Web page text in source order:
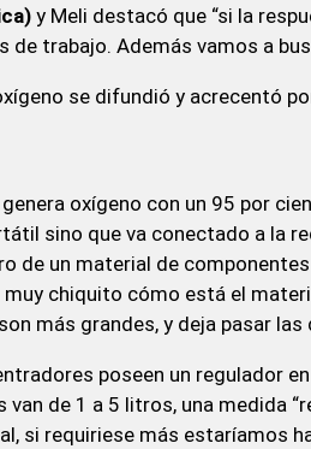
y Meli destacó que “si la
de trabajo. Además vamos a
se difundió y acrecentó
oxígeno con un 95 por
sino que va conectado a la
de un material de
chiquito cómo está el
más grandes, y deja pasar las
poseen un regulador
de 1 a 5 litros, una medida
si requiriese más estaríamos